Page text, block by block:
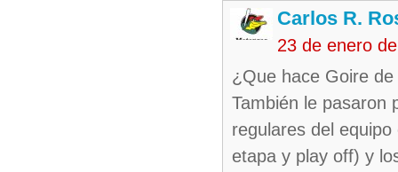
Carlos R.
23 de enero
¿Que hace Goire
También le pasaron
regulares del
etapa y play off) y